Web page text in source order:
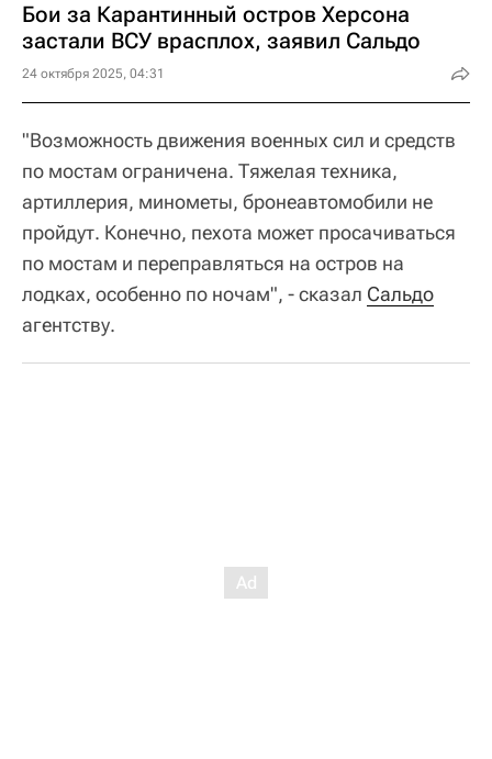
Бои за Карантинный остров Херсона
застали ВСУ врасплох, заявил Сальдо
24 октября 2025, 04:31
"Возможность движения военных сил и средств
по мостам ограничена. Тяжелая техника,
артиллерия, минометы, бронеавтомобили не
пройдут. Конечно, пехота может просачиваться
по мостам и переправляться на остров на
лодках, особенно по ночам", - сказал Сальдо
агентству.